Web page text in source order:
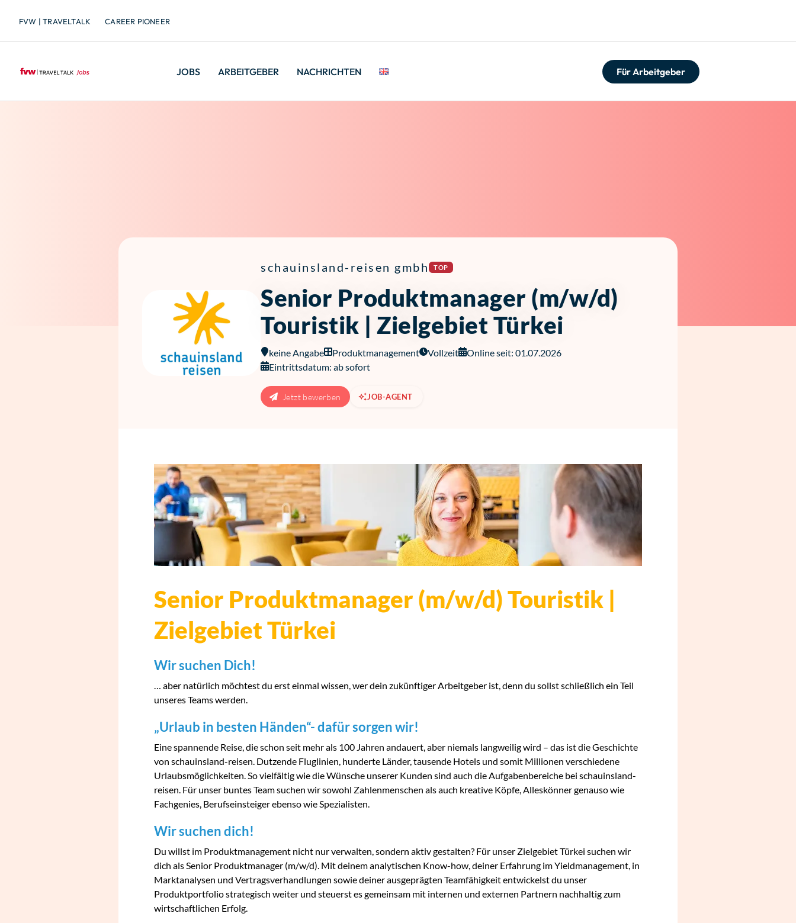
FVW | TRAVELTALK CAREER PIONEER
JOBS ARBEITGEBER NACHRICHTEN Für Arbeitgeber
schauinsland-reisen gmbh TOP
Senior Produktmanager (m/w/d)
Touristik | Zielgebiet Türkei
keine Angabe Produktmanagement Vollzeit
Online seit: 01.07.2026
Eintrittsdatum: ab sofort
Jetzt bewerben JOB-AGENT
Senior Produktmanager (m/w/d) Touristik |
Zielgebiet Türkei
Wir suchen Dich!
… aber natürlich möchtest du erst einmal wissen, wer dein zukünftiger Arbeitgeber ist, denn du sollst schließlich ein Teil
unseres Teams werden.
„Urlaub in besten Händen“- dafür sorgen wir!
Eine spannende Reise, die schon seit mehr als 100 Jahren andauert, aber niemals langweilig wird – das ist die Geschichte
von schauinsland-reisen. Dutzende Fluglinien, hunderte Länder, tausende Hotels und somit Millionen verschiedene
Urlaubsmöglichkeiten. So vielfältig wie die Wünsche unserer Kunden sind auch die Aufgabenbereiche bei schauinsland-
reisen. Für unser buntes Team suchen wir sowohl Zahlenmenschen als auch kreative Köpfe, Alleskönner genauso wie
Fachgenies, Berufseinsteiger ebenso wie Spezialisten.
Wir suchen dich!
Du willst im Produktmanagement nicht nur verwalten, sondern aktiv gestalten? Für unser Zielgebiet Türkei suchen wir
dich als Senior Produktmanager (m/w/d). Mit deinem analytischen Know-how, deiner Erfahrung im Yieldmanagement, in
Marktanalysen und Vertragsverhandlungen sowie deiner ausgeprägten Teamfähigkeit entwickelst du unser
Produktportfolio strategisch weiter und steuerst es gemeinsam mit internen und externen Partnern nachhaltig zum
wirtschaftlichen Erfolg.